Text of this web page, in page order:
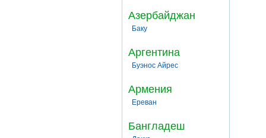
Азербайджан
Баку
Аргентина
Буэнос Айрес
Армения
Ереван
Бангладеш